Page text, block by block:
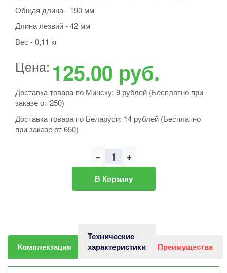
Общая длина - 190 мм
Длина лезвий - 42 мм
Вес - 0,11 кг
Цена: 125.00 руб.
Доставка товара по Минску: 9 рублей (Бесплатно при
заказе от 250)
Доставка товара по Беларуси: 14 рублей (Бесплатно
при заказе от 650)
В Корзину
Комплектация
Технические
характеристики
Преимущества